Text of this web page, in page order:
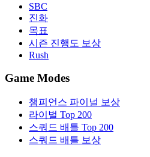
SBC
진화
목표
시즌 진행도 보상
Rush
Game Modes
챔피언스 파이널 보상
라이벌 Top 200
스쿼드 배틀 Top 200
스쿼드 배틀 보상